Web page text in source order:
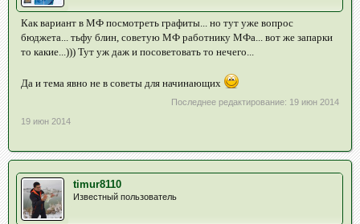
Как вариант в МФ посмотреть графиты... но тут уже вопрос
бюджета... тьфу блин, советую МФ работнику МФа... вот же запарки
то какие...))) Тут уж даж и посоветовать то нечего...
Да и тема явно не в советы для начинающих
Последнее редактирование: 19 июн 2014
19 июн 2014
timur8110
Известный пользователь